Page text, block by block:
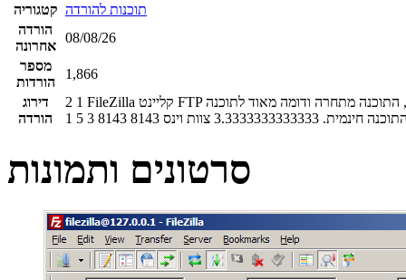
קטגוריה תוכנות להורדה
הורדה
אחרונה
08/08/26
מספר
הורדות
1,866
דירוג
הורדה
2 1 FileZilla קליינט FTP ותוכנה להעברת קבצים מהטובות שיש ברשת, התוכנה מתחרה ודומה מאוד לתוכנה FlashFXP המוכרת יותר. FileZilla אין
חינמית. 3.3333333333333 צוות וינס 8143
8143
3
5
1
סרטונים ותמונות